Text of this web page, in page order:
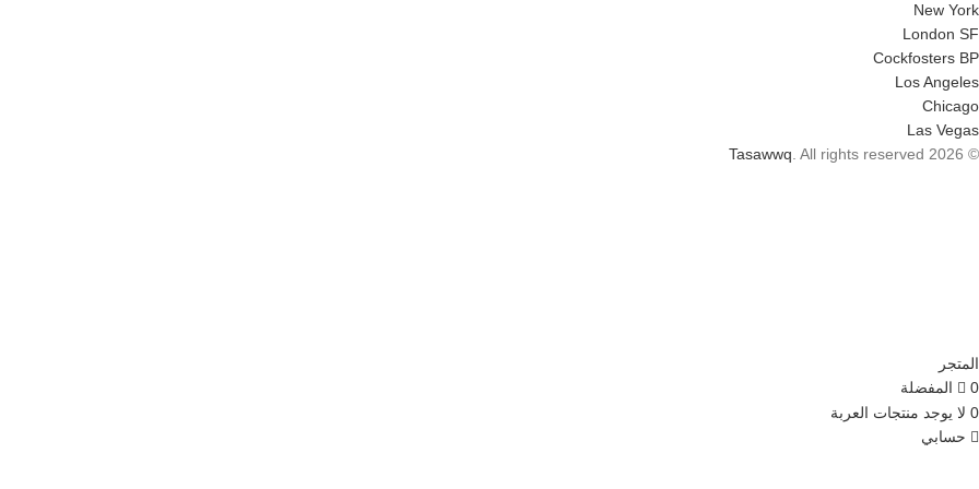
New York
London SF
Cockfosters BP
Los Angeles
Chicago
Las Vegas
© 2026
Tasawwq . All rights reserved
المتجر
0
المفضلة
0 لا يوجد منتجات العربة
حسابي